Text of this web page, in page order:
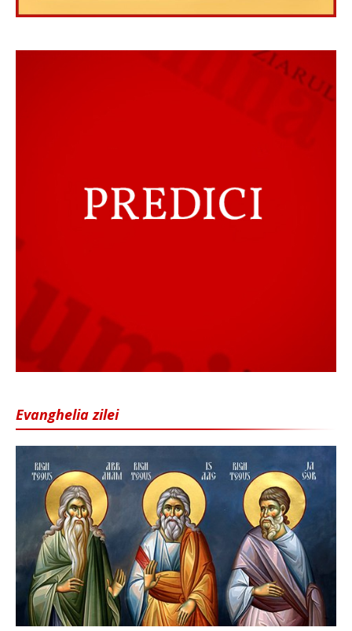
Evanghelia zilei